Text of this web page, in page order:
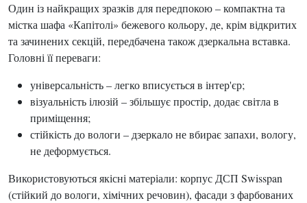
Один із найкращих зразків для передпокою – компактна та
містка шафа «Капітолі» бежевого кольору, де, крім відкритих
та зачинених секцій, передбачена також дзеркальна вставка.
Головні її переваги:
універсальність – легко вписується в інтер'єр;
візуальність ілюзій – збільшує простір, додає світла в
приміщення;
стійкість до вологи – дзеркало не вбирає запахи, вологу,
не деформується.
Використовуються якісні матеріали: корпус ДСП Swisspan
(стійкий до вологи, хімічних речовин), фасади з фарбованих